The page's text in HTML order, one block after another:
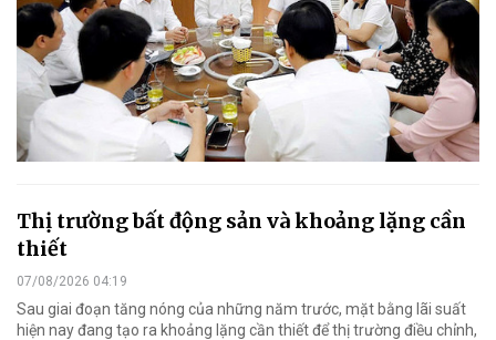
Thị trường bất động sản và khoảng lặng cần
thiết
07/08/2026 04:19
Sau giai đoạn tăng nóng của những năm trước, mặt bằng lãi suất
hiện nay đang tạo ra khoảng lặng cần thiết để thị trường điều chỉnh,